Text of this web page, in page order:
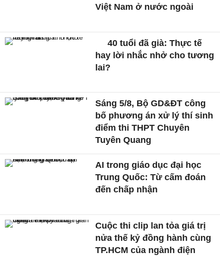
Việt Nam ở nước ngoài
40 tuổi đã già: Thực tế
hay lời nhắc nhở cho tương
lai?
Sáng 5/8, Bộ GD&ĐT công
bố phương án xử lý thí sinh
điểm thi THPT Chuyên
Tuyên Quang
AI trong giáo dục đại học
Trung Quốc: Từ cấm đoán
đến chấp nhận
Cuộc thi clip lan tỏa giá trị
nửa thế kỷ đồng hành cùng
TP.HCM của ngành điện